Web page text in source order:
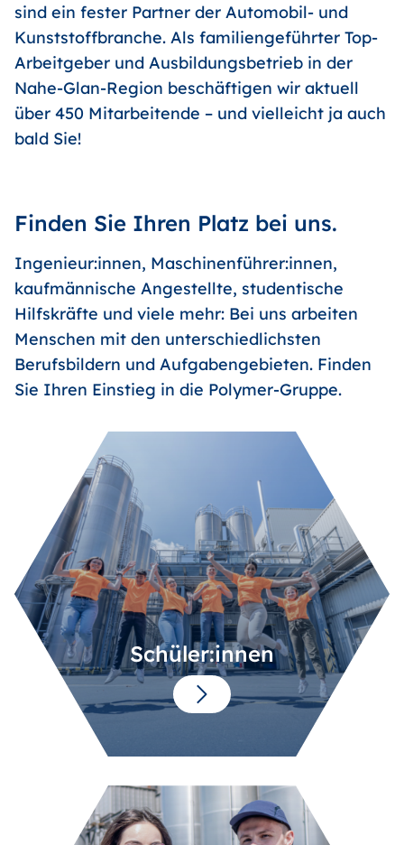
sind ein fester Partner der Automobil- und
Kunststoffbranche. Als familiengeführter Top-
Arbeitgeber und Ausbildungsbetrieb in der
Nahe-Glan-Region beschäftigen wir aktuell
über 450 Mitarbeitende – und vielleicht ja auch
bald Sie!
Finden Sie Ihren Platz bei uns.
Ingenieur:innen, Maschinenführer:innen,
kaufmännische Angestellte, studentische
Hilfskräfte und viele mehr: Bei uns arbeiten
Menschen mit den unterschiedlichsten
Berufsbildern und Aufgabengebieten. Finden
Sie Ihren Einstieg in die Polymer-Gruppe.
Schüler:innen